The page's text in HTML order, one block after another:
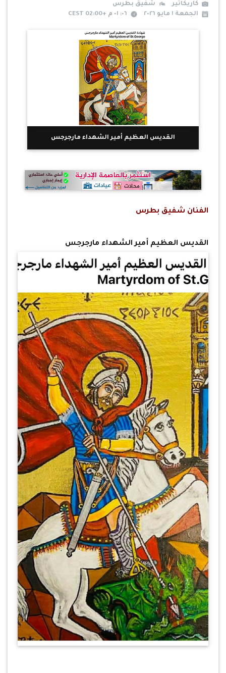
كاريكاتير
شفيق بطرس
الجمعة ١ مايو ٢٠٢٦
٠٦: ٠١ م +02:00 CEST
القديس العظيم أمير الشهداء مارجرجس
الفنان شفيق بطرس
القديس العظيم أمير الشهداء مارجرجس